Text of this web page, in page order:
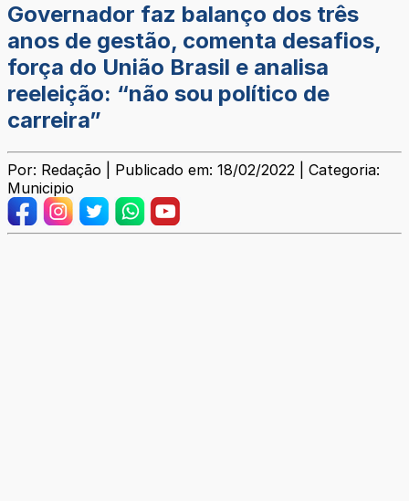
Governador faz balanço dos três
anos de gestão, comenta desafios,
força do União Brasil e analisa
reeleição: “não sou político de
carreira”
Por: Redação | Publicado em: 18/02/2022 | Categoria:
Municipio